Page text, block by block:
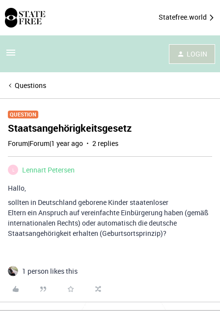
Statefree.world
LOGIN
Questions
QUESTION
Staatsangehörigkeitsgesetz
Forum|Forum|1 year ago 2 replies
Lennart Petersen
Hallo,
sollten in Deutschland geborene Kinder staatenloser
Eltern ein Anspruch auf vereinfachte Einbürgerung haben (gemäß
internationalen Rechts) oder automatisch die deutsche
Staatsangehörigkeit erhalten (Geburtsortsprinzip)?
1 person likes this